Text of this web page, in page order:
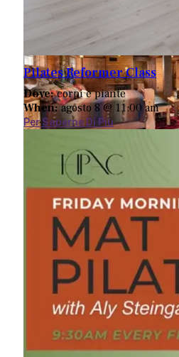
Ranch Driftwood
845-583-5555
49 Kilcoin Road
White Lake, NY 12786
-Website
Pilates Reformer Class
Dove:corpi e piante
When:agosto 8 @ 11:00 am
Per Saperne Di Più